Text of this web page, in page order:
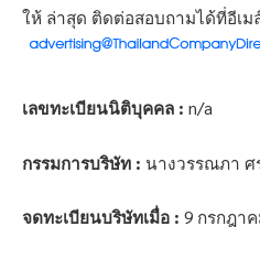
ให้ ล่าสุด ติดต่อสอบถามได้ที่อีเม
เลขทะเบียนนิติบุคคล : n/a
กรรมการบริษัท : นางวรรณภา ศ
จดทะเบียนบริษัทเมื่อ : 9 กรกฎา